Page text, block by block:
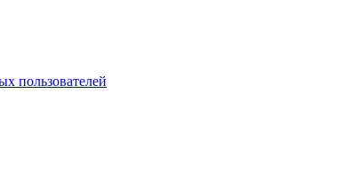
пользователей